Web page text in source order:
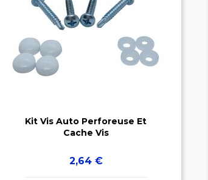

Kit Vis Auto Perforeuse Et
Cache Vis
Prix
2,64 €